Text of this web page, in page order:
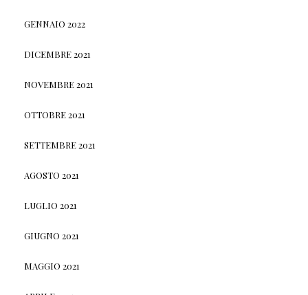
GENNAIO 2022
DICEMBRE 2021
NOVEMBRE 2021
OTTOBRE 2021
SETTEMBRE 2021
AGOSTO 2021
LUGLIO 2021
GIUGNO 2021
MAGGIO 2021